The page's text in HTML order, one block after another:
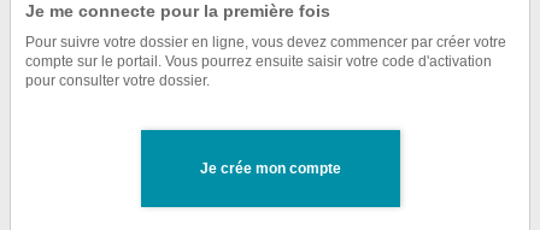
Je me connecte pour la première fois
Pour suivre votre dossier en ligne, vous devez commencer par créer votre
compte sur le portail. Vous pourrez ensuite saisir votre code d'activation
pour consulter votre dossier.
Je crée mon compte